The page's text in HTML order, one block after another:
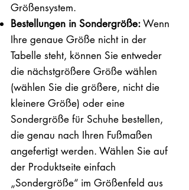
Größensystem.
Bestellungen in Sondergröße:Wenn
Ihre genaue Größe nicht in der
Tabelle steht, können Sie entweder
die nächstgrößere Größe wählen
(wählen Sie die größere, nicht die
kleinere Größe) oder eine
Sondergröße für Schuhe bestellen,
die genau nach Ihren Fußmaßen
angefertigt werden. Wählen Sie auf
der Produktseite einfach
„Sondergröße“ im Größenfeld aus